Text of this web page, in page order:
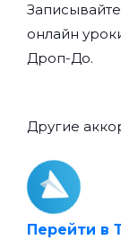
онлайн
Дроп-До.
Другие
Перейти в